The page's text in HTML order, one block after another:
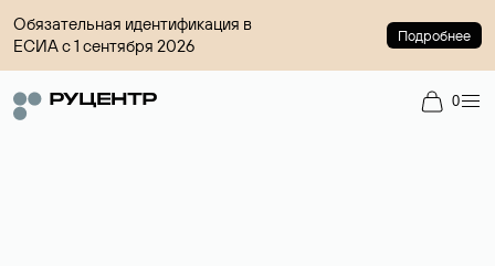
Обязательная идентификация в
ЕСИА с 1 сентября 2026
Подробнее
0